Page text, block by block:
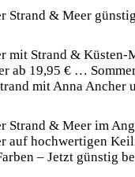
Strand & Meer
mit Strand &
ab 19,95 € …
mit Anna Ancher
Strand & Meer im
auf hochwertigen
– Jetzt günstig